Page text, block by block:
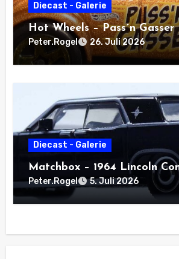
Diecast - Galerie
Hot Wheels – Pass´n Gasser
Peter.Rogel 26. Juli 2026
Diecast - Galerie
Matchbox – 1964 Lincoln
Peter.Rogel 5. Juli 2026